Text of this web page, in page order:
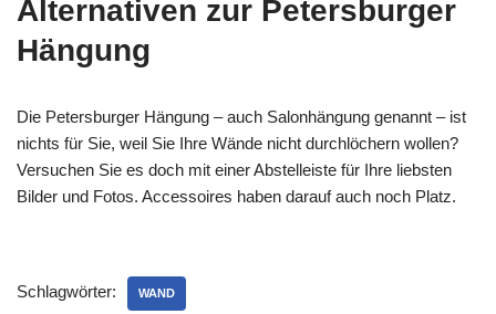
Alternativen zur Petersburger
Hängung
Die Petersburger Hängung – auch Salonhängung genannt – ist
nichts für Sie, weil Sie Ihre Wände nicht durchlöchern wollen?
Versuchen Sie es doch mit einer Abstelleiste für Ihre liebsten
Bilder und Fotos. Accessoires haben darauf auch noch Platz.
Schlagwörter: WAND